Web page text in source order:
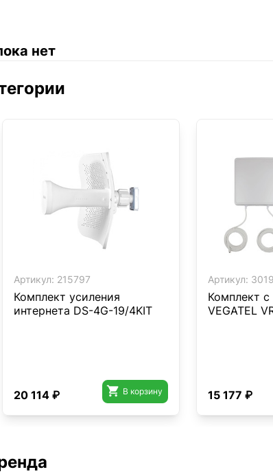
нет
Артикул: 215797
Комплект усиления
интернета DS-4G-19/4KIT
20 114 ₽  В корзину
Артикул:
Комплект
VEGATEL
15 177 ₽